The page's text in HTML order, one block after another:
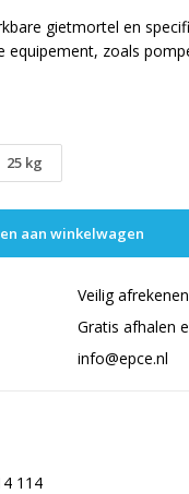
gietmortel en
zoals
25 kg
aan winkelwagen
Veilig afrekenen
Gratis afhalen
info@epce.nl
114